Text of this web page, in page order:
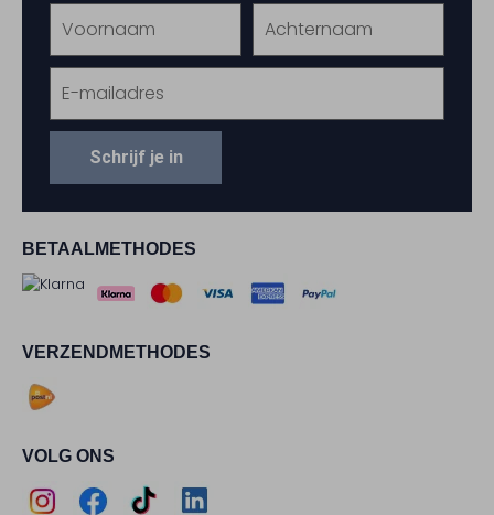
BETAALMETHODES
VERZENDMETHODES
VOLG ONS
Schrijf je in